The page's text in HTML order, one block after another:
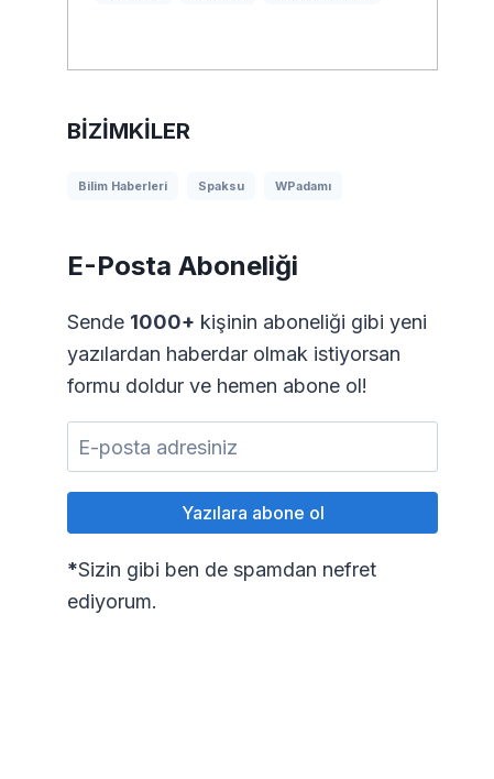
BIZIMKILER
Bilim Haberleri Spaksu WPadamı
E-Posta Aboneliği
Sende 1000+ kişinin aboneliği gibi yeni
yazılardan haberdar olmak istiyorsan
formu doldur ve hemen abone ol!
*Sizin gibi ben de spamdan nefret
ediyorum.